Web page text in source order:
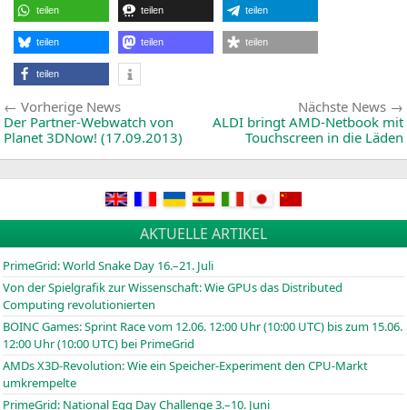
teilen teilen teilen
teilen teilen teilen
teilen
Beitragsnavigation
Vorherige NewsVorherige
News:
Der Partner-Webwatch von
Planet 3DNow! (17.09.2013)
Nächste News
ALDI bringt AMD-Netbook mit
Touchscreen in die Läden
AKTUELLE ARTIKEL
PrimeGrid: World Snake Day 16.–21. Juli
Von der Spielgrafik zur Wissenschaft: Wie GPUs das Distributed
Computing revolutionierten
BOINCGames: Sprint Race vom 12.06. 12:00 Uhr (10:00 UTC) bis zum 15.06.
12:00 Uhr (10:00 UTC) bei PrimeGrid
AMDs X3D-Revolution: Wie ein Speicher-Experiment den CPU-Markt
umkrempelte
PrimeGrid: National Egg Day Challenge 3.–10. Juni